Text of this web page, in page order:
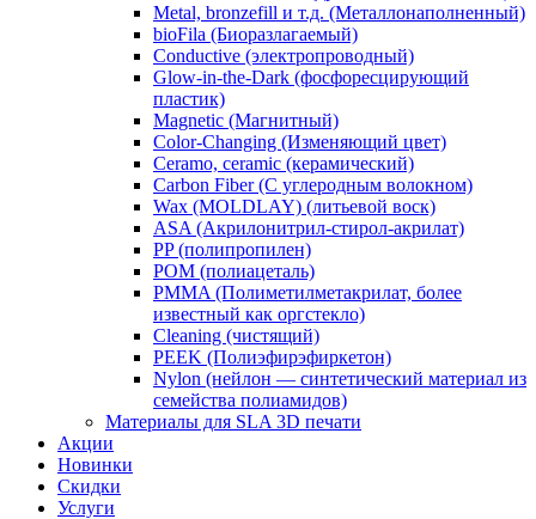
Metal, bronzefill и т.д. (Металлонаполненный)
bioFila (Биоразлагаемый)
Conductive (электропроводный)
Glow-in-the-Dark (фосфоресцирующий
пластик)
Magnetic (Магнитный)
Color-Changing (Изменяющий цвет)
​Ceramo, ceramic (керамический)
​Carbon Fiber (С углеродным волокном)
Wax (MOLDLAY) (литьевой воск)
​ASA (Акрилонитрил-стирол-акрилат)
​PP (полипропилен)
​POM (полиацеталь)
​PMMA (Полиметилметакрилат, более
известный как оргстекло)
​Cleaning (чистящий)
PEEK (Полиэфирэфиркетон)
​Nylon (нейлон — синтетический материал из
семейства полиамидов)
Материалы для SLA 3D печати
Акции
Новинки
Скидки
Услуги